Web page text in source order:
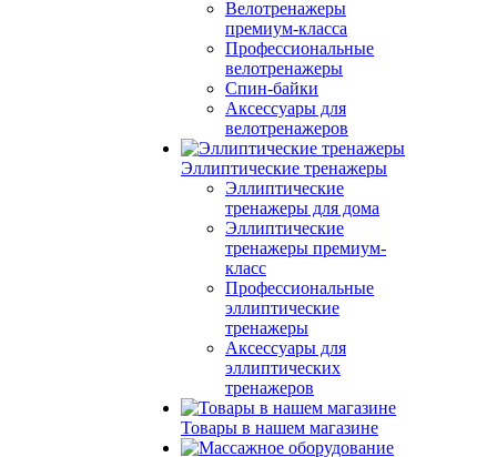
Велотренажеры
премиум-класса
Профессиональные
велотренажеры
Спин-байки
Аксессуары для
велотренажеров
Эллиптические тренажеры
Эллиптические
тренажеры для дома
Эллиптические
тренажеры премиум-
класс
Профессиональные
эллиптические
тренажеры
Аксессуары для
эллиптических
тренажеров
Товары в нашем магазине